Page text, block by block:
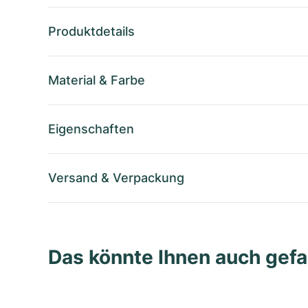
Produktdetails
Material & Farbe
Eigenschaften
Versand & Verpackung
Das könnte Ihnen auch